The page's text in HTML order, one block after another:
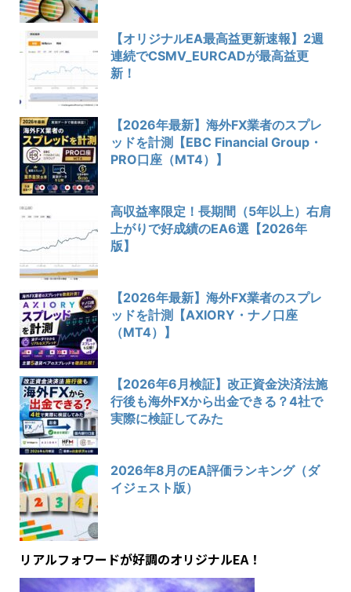
【オリジナルEA最高益更新速報】2週
連続でCSMV_EURCADが最高益更
新！
【2026年最新】海外FX業者のスプレ
ッドを計測【EBC Financial Group・
PRO口座（MT4）】
高収益率限定！長期間（5年以上）右肩
上がりで好成績のEA6選【2026年
版】
【2026年最新】海外FX業者のスプレ
ッドを計測【AXIORY・ナノ口座
（MT4）】
【2026年6月検証】改正資金決済法施
行後も海外FXから出金できる？4社で
実際に検証してみた
2026年8月のEA評価ランキング（ダ
イジェスト版）
リアルフォワードが好調のオリジナルEA！